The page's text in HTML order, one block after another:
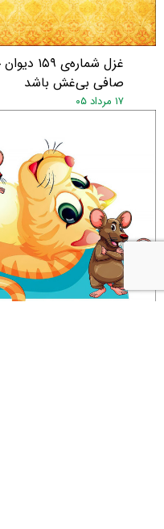
★
غزل
صافی بی‌غش باشد
۱۷ مرداد ۰۵